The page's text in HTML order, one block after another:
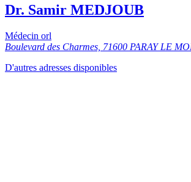
Dr. Samir MEDJOUB
Médecin orl
Boulevard des Charmes, 71600 PARAY LE
D'autres adresses disponibles